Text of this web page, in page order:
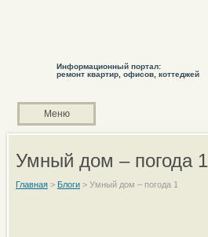
Информационный портал:
ремонт квартир, офисов, коттеджей
Меню
Умный дом – погода 1
Главная> Блоги> Умный дом – погода 1